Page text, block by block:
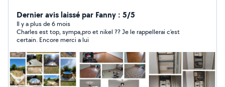
Tous Corps D'état. Aménagement Intérieur & Extérieur.
Rénovation Cuisine & Bain. Électricité & Plomberie.
Dépannage Électroménager, Électricité & Plomberie,
Serrurerie. Professionnel Devis gratuit Décennale
Sérieux Méticuleux Soigné Book photos sur demande Je
reste à disposition pour tout vos projets. A bientôt pour
de nouveaux travaux. Cordialement Charles.
Dernier avis laissé par Fanny : 5/5
Il y a plus de 6 mois
Charles est top, sympa,pro et nikel ?? Je le rappellerai c'est
certain. Encore merci a lui